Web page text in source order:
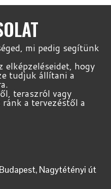
mi pedig segítünk
elképzeléseidet, hogy
tudjuk állítani a
teraszról vagy
a tervezéstől a
Nagytétényi út